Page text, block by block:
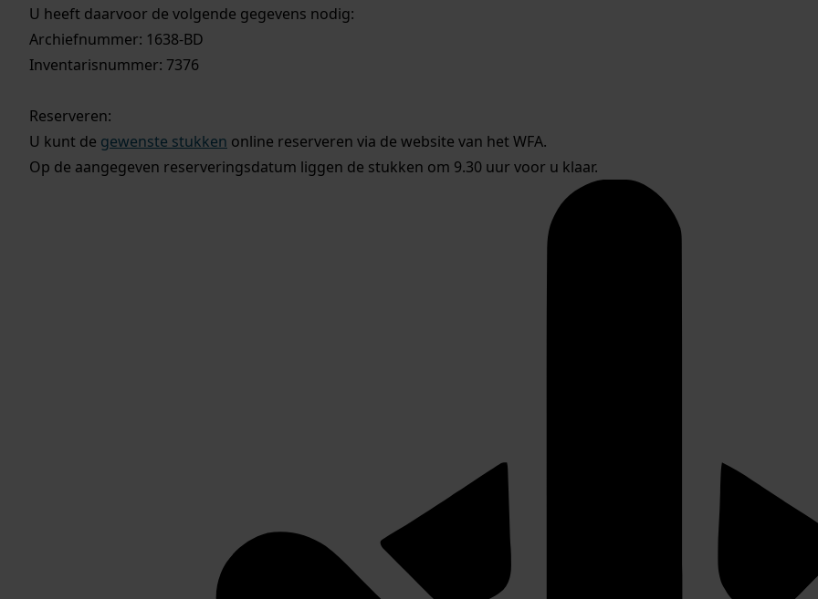
U heeft daarvoor de volgende gegevens nodig:
Archiefnummer: 1638-BD
Inventarisnummer: 7376
Reserveren:
U kunt de gewenste stukken online reserveren via de website van het WFA.
Op de aangegeven reserveringsdatum liggen de stukken om 9.30 uur voor u klaar.